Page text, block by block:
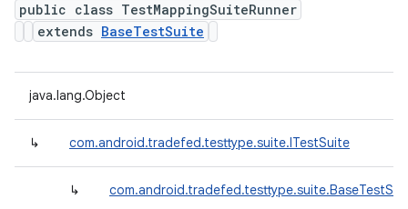
public class TestMappingSuiteRunner
extends BaseTestSuite
java.lang.Object
↳ com.android.tradefed.testtype.suite.ITestSuite
↳